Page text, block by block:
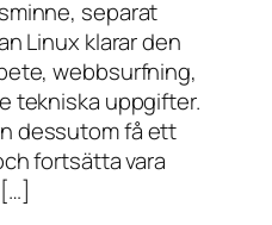
separat
Linux klarar den
webbsurfning,
tekniska uppgifter.
dessutom få ett
fortsätta vara